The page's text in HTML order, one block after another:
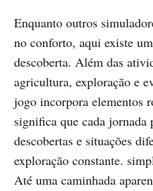
Enquanto outros
no conforto, aqui existe
descoberta. Além das
agricultura, exploração e
jogo incorpora elementos
significa que cada jornada
descobertas e situações
exploração constante.
Até uma caminhada